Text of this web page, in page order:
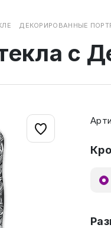
ДЕКОРИРОВАННЫЕ
с